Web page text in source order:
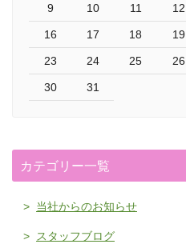
9 10 11 12
16 17 18 19
23 24 25 26
30 31
カテゴリー一覧
当社からのお知らせ
スタッフブログ